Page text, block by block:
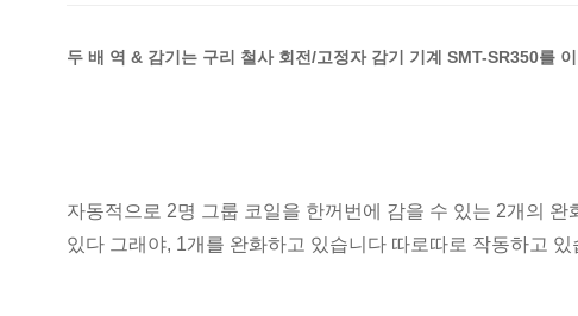
두 배 역 & 감기는 구리 철사 회전/고정자 감기 기계 SMT-SR350를
자동적으로 2명 그룹 코일을 한꺼번에 감을 수 있는 2개의
있다 그래야, 1개를 완화하고 있습니다 따로따로 작동하고